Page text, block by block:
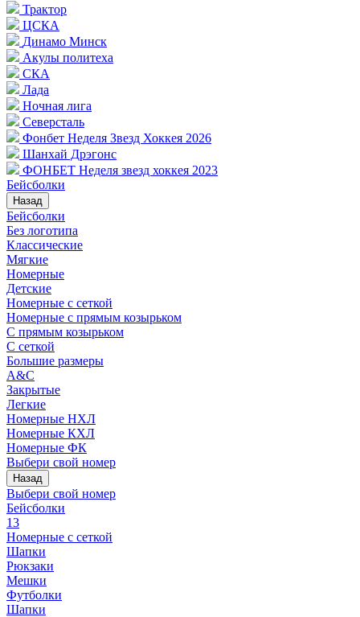
Трактор
ЦСКА
Динамо Минск
Акулы политеха
СКА
Лада
Ночная лига
Северсталь
Фонбет Неделя Звезд Хоккея 2026
Шанхай Дрэгонс
ФОНБЕТ Неделя звезд хоккея 2023
Бейсболки
Назад
Бейсболки
Без логотипа
Классические
Мягкие
Номерные
Детские
Номерные с сеткой
Номерные с прямым козырьком
С прямым козырьком
С сеткой
Большие размеры
A&C
Закрытые
Легкие
Номерные НХЛ
Номерные КХЛ
Номерные ФК
Выбери свой номер
Назад
Выбери свой номер
Бейсболки
13
Номерные с сеткой
Шапки
Рюкзаки
Мешки
Футболки
Шапки